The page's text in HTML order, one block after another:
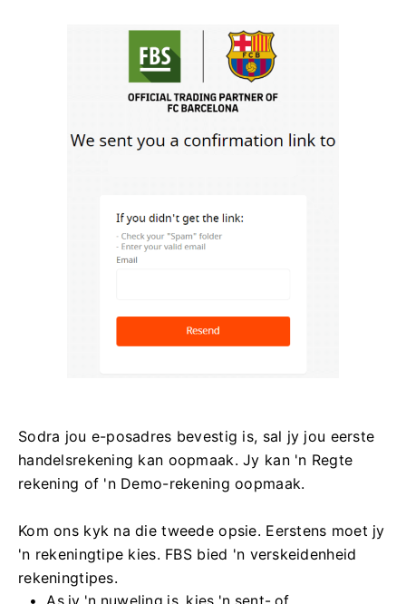
Sodra jou e-posadres bevestig is, sal jy jou eerste
handelsrekening kan oopmaak. Jy kan 'n Regte
rekening of 'n Demo-rekening oopmaak.
Kom ons kyk na die tweede opsie. Eerstens moet jy
'n rekeningtipe kies. FBS bied 'n verskeidenheid
rekeningtipes.
As jy 'n nuweling is, kies 'n sent- of